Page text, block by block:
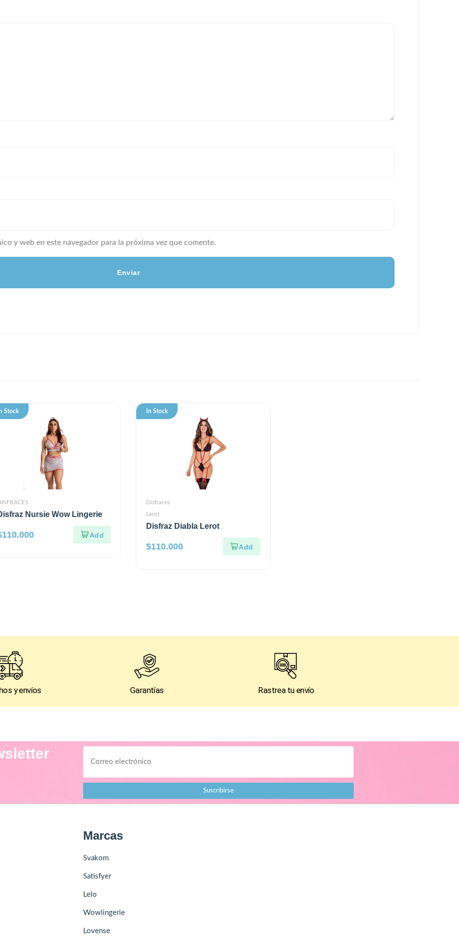
y web en este navegador para la próxima vez que comente.
Stock
Nursie Wow Lingerie
110.000
In Stock
Disfraces
Lerot
Disfraz Diabla Lerot
$110.000
y envíos Garantías Rastrea tu envío
Suscribirse
Marcas
Svakom
Satisfyer
Lelo
Wowlingerie
Lovense